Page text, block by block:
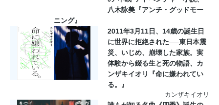
八木詠美『アンチ・グッドモー
ニング』
2011年3月11日、14歳の誕生日
に世界に拒絶された──東日本震
災、いじめ、崩壊した家族。実
体験から綴る生と死の物語、カ
ンザキイオリ『命に嫌われてい
る。』
カンザキイオリ